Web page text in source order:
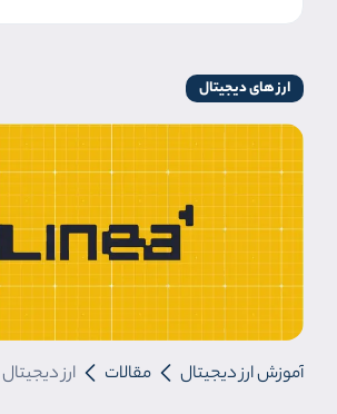
ارز های دیجیتال
آموزش ارز دیجیتال مقالات